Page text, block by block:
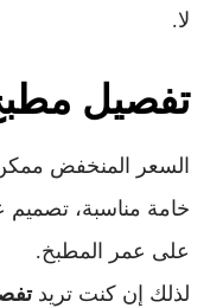
لا.
تفصيل
السعر المنخفض
خامة مناسبة، تصميم
على عمر المطبخ.
لذلك إن كنت تريد